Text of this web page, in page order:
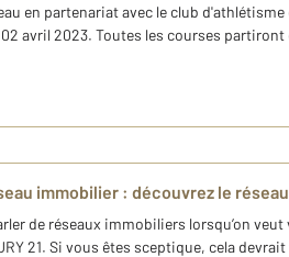
en partenariat avec le club
avril 2023. Toutes les courses
immobilier : découvrez le réseau
de réseaux immobiliers lorsqu’on
21. Si vous êtes sceptique, cela